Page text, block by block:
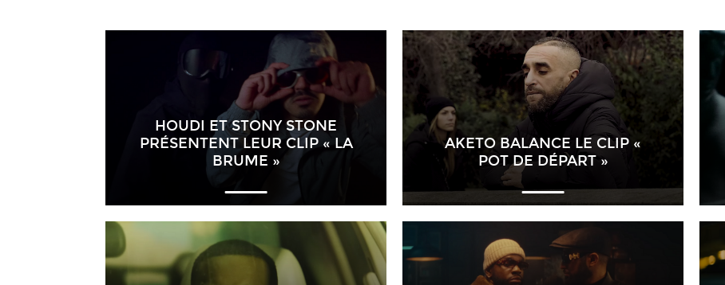
HOUDI ET STONY STONE
PRÉSENTENT LEUR CLIP « LA
BRUME »
AKETO BALANCE LE CLIP «
POT DE DÉPART »